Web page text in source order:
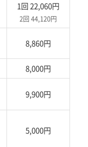
1回 22,060円
2回 44,120円
8,860円
8,000円
9,900円
5,000円